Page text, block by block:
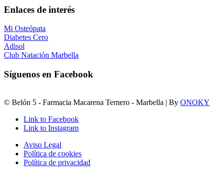
Enlaces de interés
Mi Osteópata
Diabetes Cero
Adisol
Club Natación Marbella
Síguenos en Facebook
© Belón 5 - Farmacia Macarena Ternero - Marbella | By ONOKY
Link to Facebook
Link to Instagram
Aviso Legal
Política de cookies
Política de privacidad